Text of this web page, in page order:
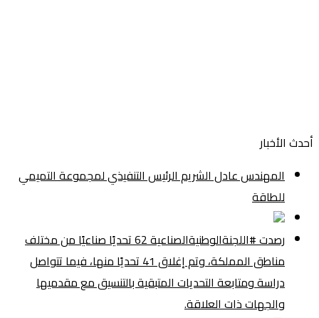
أحدث الأخبار
المهندس عادل الشريم الرئيس التنفيذي لمجموعة التميمي
للطاقة
رصدت #اللجنةالوطنيةالصناعية 62 تحديًا صناعيًا من مختلف
مناطق المملكة، وتم إغلاق 41 تحديًا منها، فيما تتواصل
دراسة ومتابعة التحديات المتبقية بالتنسيق مع مقدميها
والجهات ذات العلاقة.